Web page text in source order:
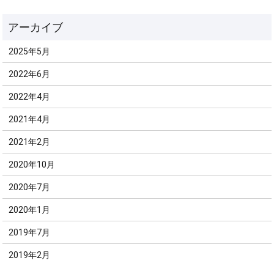
2025年5月
2022年6月
2022年4月
2021年4月
2021年2月
2020年10月
2020年7月
2020年1月
2019年7月
2019年2月